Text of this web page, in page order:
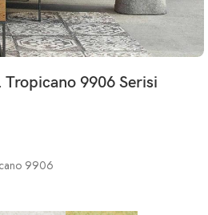
Tropicano 9906 Serisi
9906